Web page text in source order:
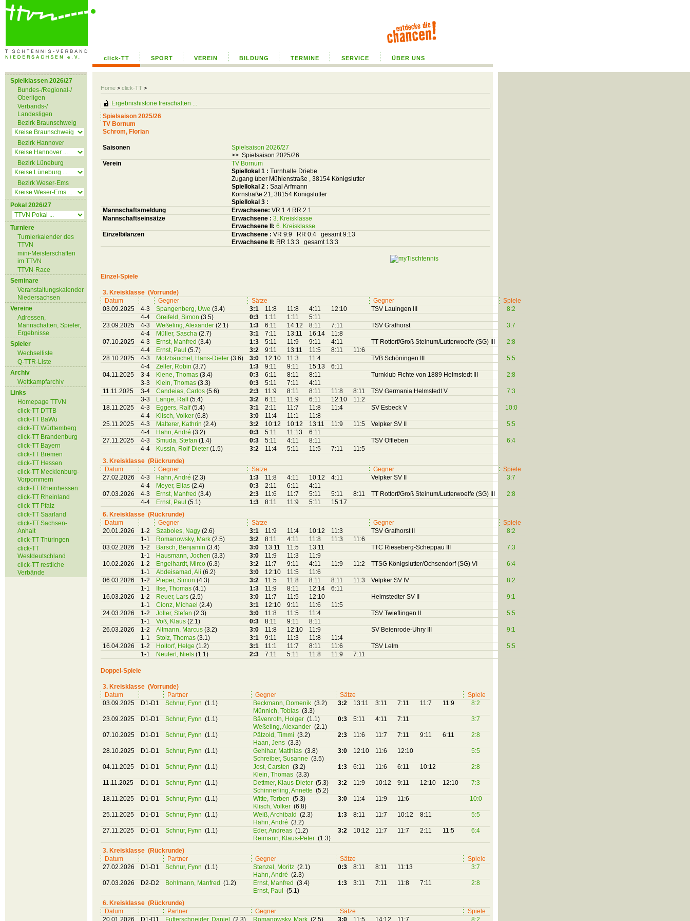
click-TT SPORT VEREIN BILDUNG TERMINE SERVICE ÜBER UNS
Home > click-TT >
Spielklassen 2026/27
Bundes-/Regional-/
Oberligen
Verbands-/
Landesligen
Bezirk Braunschweig
Bezirk Hannover
Bezirk Lüneburg
Bezirk Weser-Ems
Pokal 2026/27
Turniere
Turnierkalender des
TTVN
mini-Meisterschaften
im TTVN
TTVN-Race
Seminare
Veranstaltungskalender
Niedersachsen
Vereine
Adressen,
Mannschaften, Spieler,
Ergebnisse
Spieler
Wechselliste
Q-TTR-Liste
Archiv
Wettkampfarchiv
Links
Homepage TTVN
click-TT DTTB
click-TT BaWü
click-TT Württemberg
click-TT Brandenburg
click-TT Bayern
click-TT Bremen
click-TT Hessen
click-TT Mecklenburg-
Vorpommern
click-TT Rheinhessen
click-TT Rheinland
click-TT Pfalz
click-TT Saarland
click-TT Sachsen-
Anhalt
click-TT Thüringen
click-TT
Westdeutschland
click-TT restliche
Verbände
Ergebnishistorie freischalten ...
Spielsaison 2025/26
TV Bornum
Schrom, Florian
Saisonen
Spielsaison 2026/27
>> Spielsaison 2025/26
Verein
TV Bornum
Spiellokal 1 : Turnhalle Driebe
Zugang über Mühlenstraße , 38154 Königslutter
Spiellokal 2 : Saal Arfmann
Kornstraße 21, 38154 Königslutter
Spiellokal 3 :
Mannschaftsmeldung
Erwachsene: VR 1.4 RR 2.1
Mannschaftseinsätze
Erwachsene : 3. Kreisklasse
Erwachsene II: 6. Kreisklasse
Einzelbilanzen
Erwachsene : VR 9:9 RR 0:4 gesamt 9:13
Erwachsene II: RR 13:3 gesamt 13:3
Einzel-Spiele
3. Kreisklasse (Vorrunde)
Datum
Gegner Sätze Gegner
Spiele
03.09.2025
4-3 Spangenberg, Uwe (3.4) 3:1 11:8 11:8 4:11 12:10 TSV Lauingen III
8:2
4-4
Greifeld, Simon (3.5) 0:3 1:11 1:11
5:11
23.09.2025
4-3 Weßeling, Alexander (2.1) 1:3 6:11 14:12 8:11 7:11 TSV Grafhorst
3:7
4-4
Müller, Sascha (2.7) 3:1 7:11 13:11 16:14
11:8
07.10.2025
4-3 Ernst, Manfred (3.4) 1:3 5:11 11:9 9:11 4:11 TT Rottorf/Groß Steinum/Lutterwoelfe (SG) III
2:8
4-4
Ernst, Paul (5.7) 3:2 9:11 13:11 11:5 8:11
11:6
28.10.2025
4-3 Motzbäuchel, Hans-Dieter (3.6) 3:0 12:10 11:3 11:4 TVB Schöningen III
5:5
4-4
Zeller, Robin (3.7) 1:3 9:11 9:11 15:13
6:11
04.11.2025
3-4 Kiene, Thomas (3.4) 0:3 6:11 8:11 8:11 Turnklub Fichte von 1889 Helmstedt III
2:8
3-3
Klein, Thomas (3.3) 0:3 5:11 7:11
4:11
11.11.2025
3-4 Candeias, Carlos (5.6) 2:3 11:9 8:11 8:11 11:8 8:11 TSV Germania Helmstedt V
7:3
3-3
Lange, Ralf(5.4) 3:2 6:11 11:9 6:11 12:10
11:2
18.11.2025
4-3 Eggers, Ralf(5.4) 3:1 2:11 11:7 11:8 11:4 SV Esbeck V
10:0
4-4
Klisch, Volker (6.8) 3:0 11:4 11:1
11:8
25.11.2025
4-3 Malterer, Kathrin (2.4) 3:2 10:12 10:12 13:11 11:9 11:5 Velpker SV II
5:5
4-4
Hahn, André (3.2) 0:3 5:11 11:13
6:11
27.11.2025
4-3 Smuda, Stefan (1.4) 0:3 5:11 4:11 8:11 TSV Offleben
6:4
4-4
Kussin, Rolf-Dieter (1.5) 3:2 11:4 5:11 11:5 7:11
11:5
3. Kreisklasse (Rückrunde)
Datum
Gegner Sätze Gegner
Spiele
27.02.2026
4-3 Hahn, André (2.3) 1:3 11:8 4:11 10:12 4:11 Velpker SV II
3:7
4-4
Meyer, Elias (2.4) 0:3 2:11 6:11
4:11
07.03.2026
4-3 Ernst, Manfred (3.4) 2:3 11:6 11:7 5:11 5:11 8:11 TT Rottorf/Groß Steinum/Lutterwoelfe (SG) III
2:8
4-4
Ernst, Paul (5.1) 1:3 8:11 11:9 5:11
15:17
6. Kreisklasse (Rückrunde)
Datum
Gegner Sätze Gegner
Spiele
20.01.2026
1-2 Szaboles, Nagy (2.6) 3:1 11:9 11:4 10:12 11:3 TSV Grafhorst II
8:2
1-1
Romanowsky, Mark (2.5) 3:2 8:11 4:11 11:8 11:3
11:6
03.02.2026
1-2 Barsch, Benjamin (3.4) 3:0 13:11 11:5 13:11 TTC Rieseberg-Scheppau III
7:3
1-1
Hausmann, Jochen (3.3) 3:0 11:9 11:3
11:9
10.02.2026
1-2 Engelhardt, Mirco (6.3) 3:2 11:7 9:11 4:11 11:9 11:2 TTSG Königslutter/Ochsendorf (SG) VI
6:4
1-1
Abdeisamad, Ali (6.2) 3:0 12:10 11:5
11:6
06.03.2026
1-2 Pieper, Simon (4.3) 3:2 11:5 11:8 8:11 8:11 11:3 Velpker SV IV
8:2
1-1
Ilse, Thomas (4.1) 1:3 11:9 8:11 12:14
6:11
16.03.2026
1-2 Reuer, Lars (2.5) 3:0 11:7 11:5 12:10 Helmstedter SV II
9:1
1-1
Cionz, Michael (2.4) 3:1 12:10 9:11 11:6
11:5
24.03.2026
1-2 Joller, Stefan (2.3) 3:0 11:8 11:5 11:4 TSV Twieflingen II
5:5
1-1
Voß, Klaus (2.1) 0:3 8:11 9:11
8:11
26.03.2026
1-2 Altmann, Marcus (3.2) 3:0 11:8 12:10 11:9 SV Beienrode-Uhry III
9:1
1-1
Stolz, Thomas (3.1) 3:1 9:11 11:3 11:8
11:4
16.04.2026
1-2 Holtorf, Helge (1.2) 3:1 11:1 11:7 8:11 11:6 TSV Lelm
5:5
1-1
Neufert, Niels (1.1) 2:3 7:11 5:11 11:8 11:9 7:11
Doppel-Spiele
3. Kreisklasse (Vorrunde)
Datum
Partner Gegner Sätze
Spiele
03.09.2025
D1-D1 Schnur, Fynn (1.1) Beckmann, Domenik (3.2)
Münnich, Tobias (3.3)
3:2 13:11 3:11 7:11 11:7 11:9 8:2
23.09.2025 D1-D1 Schnur, Fynn (1.1) Bävenroth, Holger (1.1)
Weßeling, Alexander (2.1)
0:3 5:11 4:11 7:11 3:7
07.10.2025 D1-D1 Schnur, Fynn (1.1) Pätzold, Timmi (3.2)
Haan, Jens (3.3)
2:3 11:6 11:7 7:11 9:11 6:11 2:8
28.10.2025 D1-D1 Schnur, Fynn (1.1) Gehlhar, Matthias (3.8)
Schreiber, Susanne (3.5)
3:0 12:10 11:6 12:10 5:5
04.11.2025 D1-D1 Schnur, Fynn (1.1) Jost, Carsten (3.2)
Klein, Thomas (3.3)
1:3 6:11 11:6 6:11 10:12 2:8
11.11.2025 D1-D1 Schnur, Fynn (1.1) Dettmer, Klaus-Dieter (5.3)
Schinnerling, Annette (5.2)
3:2 11:9 10:12 9:11 12:10 12:10 7:3
18.11.2025 D1-D1 Schnur, Fynn (1.1) Witte, Torben (5.3)
Klisch, Volker (6.8)
3:0 11:4 11:9 11:6 10:0
25.11.2025 D1-D1 Schnur, Fynn (1.1) Weiß, Archibald (2.3)
Hahn, André (3.2)
1:3 8:11 11:7 10:12 8:11 5:5
27.11.2025 D1-D1 Schnur, Fynn (1.1) Eder, Andreas (1.2)
Reimann, Klaus-Peter (1.3)
3:2 10:12 11:7 11:7 2:11 11:5 6:4
3. Kreisklasse (Rückrunde)
Datum
Partner Gegner Sätze
Spiele
27.02.2026
D1-D1 Schnur, Fynn (1.1) Stenzel, Moritz (2.1)
Hahn, André (2.3)
0:3 8:11 8:11 11:13 3:7
07.03.2026 D2-D2 Bohlmann, Manfred (1.2) Ernst, Manfred (3.4)
Ernst, Paul
(5.1)
1:3 3:11 7:11 11:8 7:11 2:8
6. Kreisklasse (Rückrunde)
Datum
Partner Gegner Sätze
Spiele
20.01.2026
D1-D1 Futterschneider, Daniel (2.3) Romanowsky, Mark (2.5) 3:0 11:5 14:12 11:7 8:2